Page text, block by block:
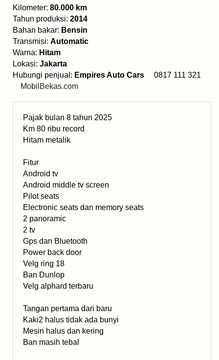
Kilometer: 80.000 km
Tahun produksi: 2014
Bahan bakar: Bensin
Transmisi: Automatic
Warna: Hitam
Lokasi: Jakarta
Hubungi penjual: Empires Auto Cars 0817 111 321
MobilBekas.com
Pajak bulan 8 tahun 2025
Km 80 ribu record
Hitam metalik
Fitur
Android tv
Android middle tv screen
Pilot seats
Electronic seats dan memory seats
2 panoramic
2 tv
Gps dan Bluetooth
Power back door
Velg ring 18
Ban Dunlop
Velg alphard terbaru
Tangan pertama dari baru
Kaki2 halus tidak ada bunyi
Mesin halus dan kering
Ban masih tebal